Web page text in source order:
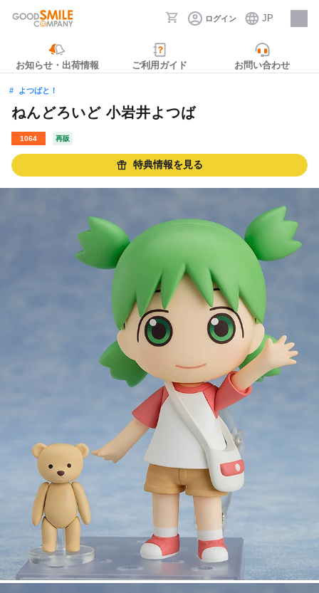
ログイン JP
採用情報
お知らせ・出荷情報 ご利用ガイド お問い合わせ
よつばと！
ねんどろいど 小岩井よつば
1064 再販
特典情報を見る